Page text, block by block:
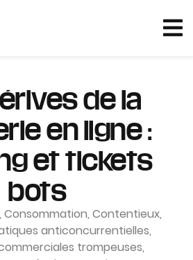
de la
en ligne :
et tickets
bots
, Consommation, Contentieux,
anticoncurrentielles,
trompeuses,